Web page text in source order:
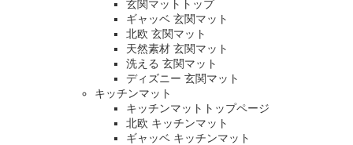
玄関マットトップ
ギャッベ 玄関マット
北欧 玄関マット
天然素材 玄関マット
洗える 玄関マット
ディズニー 玄関マット
キッチンマット
キッチンマットトップページ
北欧 キッチンマット
ギャッベ キッチンマット